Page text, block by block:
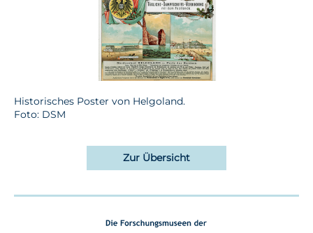
Historisches Poster von Helgoland.
Foto: DSM
Zur Übersicht